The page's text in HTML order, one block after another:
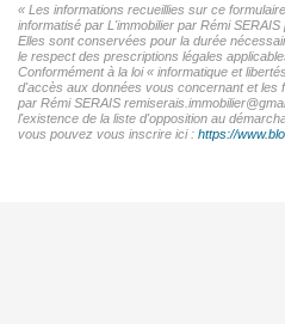
« Les informations recueillies sur ce
informatisé par L'immobilier par Rémi
Elles sont conservées pour la durée
le respect des prescriptions légales
Conformément à la loi « informatique et
d'accès aux données vous concernant et les
par Rémi SERAIS
l'existence de la liste d'opposition au
vous pouvez vous inscrire ici : https://